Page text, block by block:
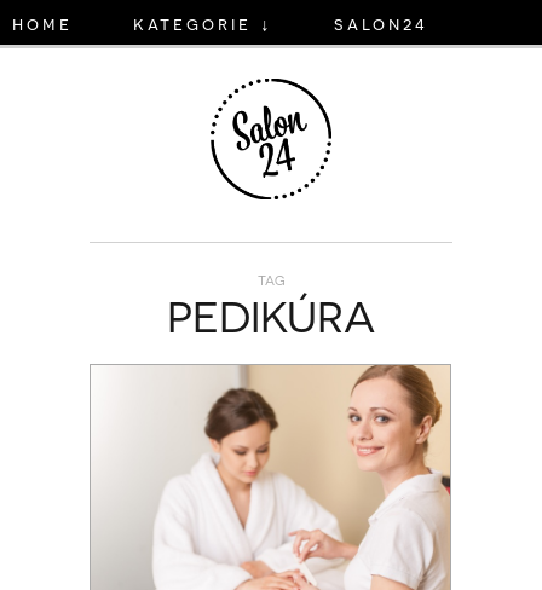
home kategorie ↓ salon24
TAG
PEDIKÚRA